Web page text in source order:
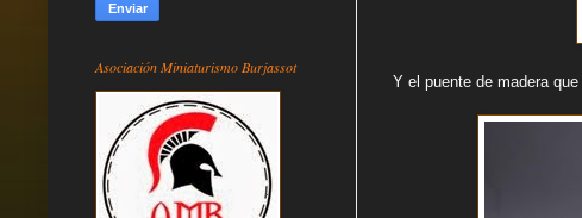
Y el puente de madera
Asociación Miniaturismo Burjassot